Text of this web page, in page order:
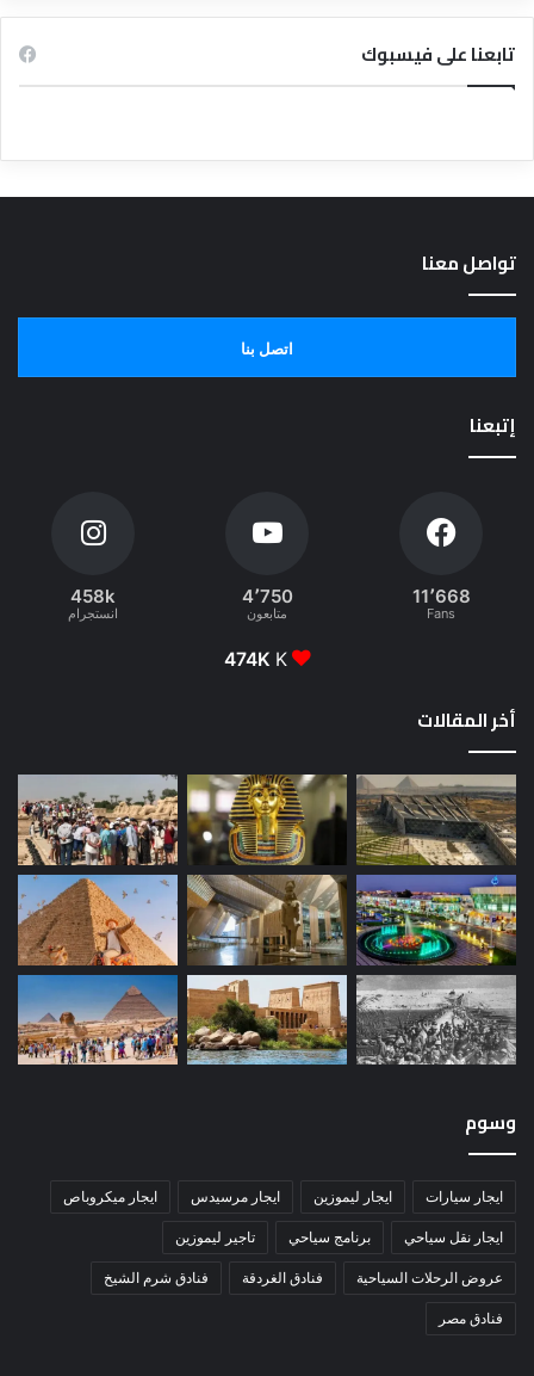
تابعنا على فيسبوك
تواصل معنا
اتصل بنا
إتبعنا
11٬668
Fans
4٬750
متابعون
458k
انستجرام
474K K
أخر المقالات
وسوم
ايجار سيارات ايجار ليموزين ايجار مرسيدس ايجار ميكروباص
ايجار نقل سياحي برنامج سياحي تاجير ليموزين
عروض الرحلات السياحية فنادق الغردقة فنادق شرم الشيخ
فنادق مصر